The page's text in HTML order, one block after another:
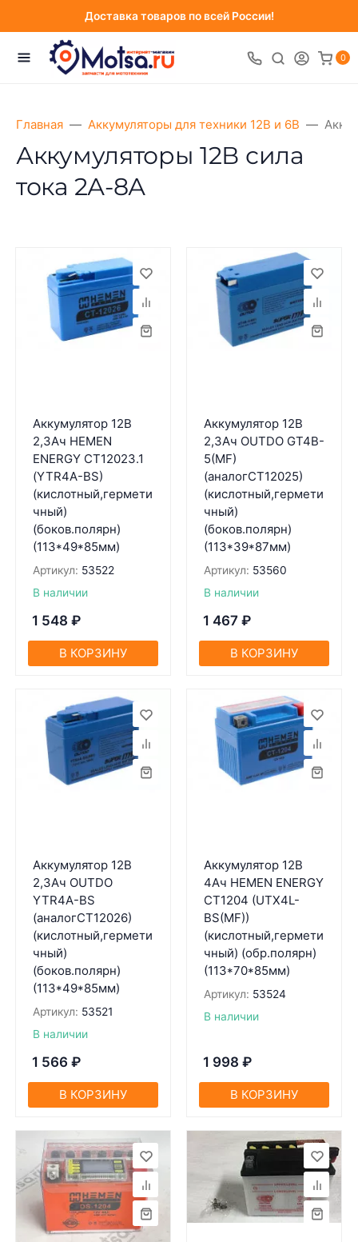
Доставка товаров по всей России!
0
Главная Аккумуляторы для техники 12В и 6В
Аккумуляторы 12В сила
тока 2А-8А
Аккумулятор 12В
2,3Ач HEMEN
ENERGY CT12023.1
(YTR4A-BS)
(кислотный,гермети
чный)
(боков.полярн)
(113*49*85мм)
Артикул: 53522
В наличии
1 548 ₽
В КОРЗИНУ
Аккумулятор 12В
2,3Ач OUTDO GT4B-
5(MF)
(aнaлогCT12025)
(кислотный,гермети
чный)
(боков.полярн)
(113*39*87мм)
Артикул: 53560
В наличии
1 467 ₽
В КОРЗИНУ
Аккумулятор 12В
2,3Ач OUTDO
YTR4A-BS
(аналогCT12026)
(кислотный,гермети
чный)
(боков.полярн)
(113*49*85мм)
Артикул: 53521
В наличии
1 566 ₽
В КОРЗИНУ
Аккумулятор 12В
4Ач HEMEN ENERGY
CT1204 (UTX4L-
BS(MF))
(кислотный,гермети
чный) (обр.полярн)
(113*70*85мм)
Артикул: 53524
В наличии
1 998 ₽
В КОРЗИНУ